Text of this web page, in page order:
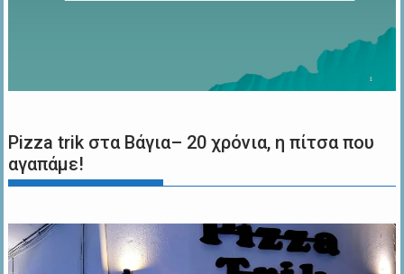
Pizza trik στα Βάγια– 20 χρόνια, η πίτσα που
αγαπάμε!